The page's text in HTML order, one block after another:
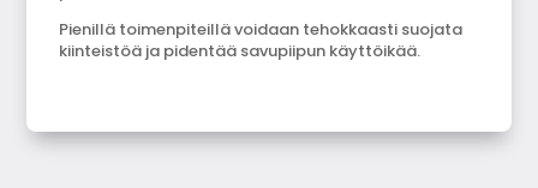
Pienillä toimenpiteillä voidaan tehokkaasti suojata
kiinteistöä ja pidentää savupiipun käyttöikää.